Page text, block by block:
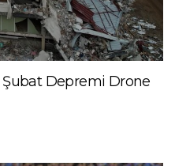
Şubat Depremi Drone